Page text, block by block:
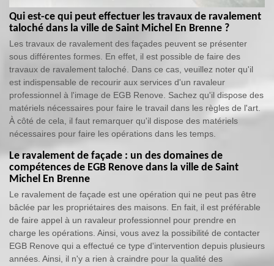
Qui est-ce qui peut effectuer les travaux de ravalement
taloché dans la ville de Saint Michel En Brenne ?
Les travaux de ravalement des façades peuvent se présenter
sous différentes formes. En effet, il est possible de faire des
travaux de ravalement taloché. Dans ce cas, veuillez noter qu'il
est indispensable de recourir aux services d'un ravaleur
professionnel à l'image de EGB Renove. Sachez qu'il dispose des
matériels nécessaires pour faire le travail dans les règles de l'art.
À côté de cela, il faut remarquer qu'il dispose des matériels
nécessaires pour faire les opérations dans les temps.
Le ravalement de façade : un des domaines de
compétences de EGB Renove dans la ville de Saint
Michel En Brenne
Le ravalement de façade est une opération qui ne peut pas être
bâclée par les propriétaires des maisons. En fait, il est préférable
de faire appel à un ravaleur professionnel pour prendre en
charge les opérations. Ainsi, vous avez la possibilité de contacter
EGB Renove qui a effectué ce type d'intervention depuis plusieurs
années. Ainsi, il n'y a rien à craindre pour la qualité des